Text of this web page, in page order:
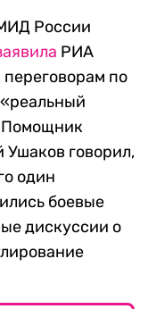
России
РИА
по
Помощник
говорил,
один
боевые
дискуссии о